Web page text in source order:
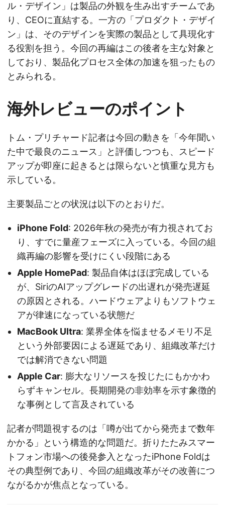
ル・デザイン」は製品の外観を生み出すチームであ
り、CEOに直結する。一方の「プロダクト・デザイ
ン」は、そのデザインを実際の製品として具現化す
る役割を担う。今回の再編はこの後者を主な対象と
しており、製品化プロセス全体の加速を狙ったもの
とみられる。
海外レビューのポイント
トム・プリチャード記者は今回の動きを「今年聞い
た中で最良のニュース」と評価しつつも、スピード
アップが即座に起きるとは限らないと慎重な見方も
示している。
主要製品ごとの状況は以下のとおりだ。
iPhone Fold: 2026年秋の発売が有力視されてお
り、すでに量産フェーズに入っている。今回の組
織再編の影響を受けにくい段階にある
Apple HomePad: 製品自体はほぼ完成している
が、SiriのAIアップグレードの出遅れが発売遅延
の原因とされる。ハードウェアよりもソフトウェ
アが律速になっている状態だ
MacBook Ultra: 業界全体を悩ませるメモリ不足
という外部要因による遅延であり、組織改革だけ
では解消できない問題
Apple Car: 膨大なリソースを投じたにもかかわ
らずキャンセル。長期開発の非効率を示す象徴的
な事例として言及されている
記者が問題視するのは「噂が出てから発売まで数年
かかる」という構造的な問題だ。折りたたみスマー
トフォン市場への後発参入となったiPhone Foldは
その典型例であり、今回の組織改革がその改善につ
ながるかが焦点となっている。